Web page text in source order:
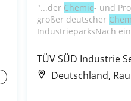
"...der Chemie- und
großer deutscher
IndustrieparksNach
TÜV SÜD Industrie
Deutschland,